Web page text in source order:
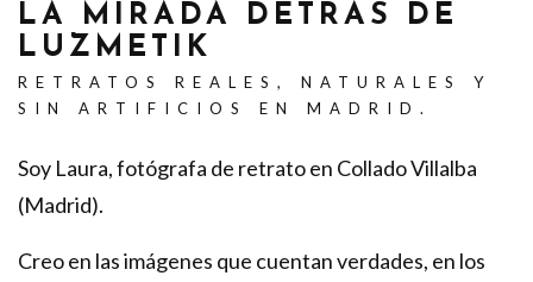
LA MIRADA DETRÁS DE
LUZMETIK
RETRATOS REALES, NATURALES Y
SIN ARTIFICIOS EN MADRID.
Soy Laura, fotógrafa de retrato en Collado Villalba
(Madrid).
Creo en las imágenes que cuentan verdades, en los